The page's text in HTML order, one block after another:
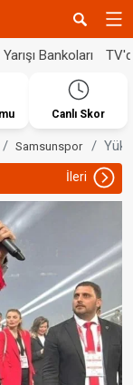
Bankoları
Canlı Skor
Samsunspor
İleri